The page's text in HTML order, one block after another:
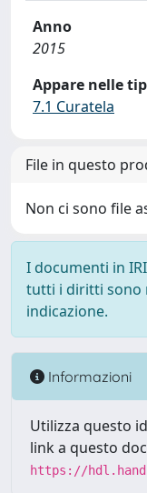
Anno
2015
Appare nelle
7.1 Curatela
File in questo
Non ci sono file
I documenti in
tutti i diritti sono
indicazione.
Informazioni
Utilizza questo
link a questo
https://